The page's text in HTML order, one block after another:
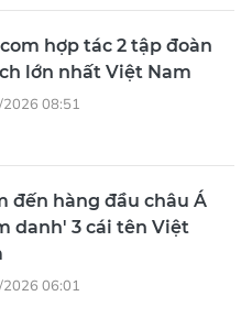
hợp tác 2 tập đoàn
lớn nhất Việt Nam
08:51
đến hàng đầu châu Á
danh' 3 cái tên Việt
06:01